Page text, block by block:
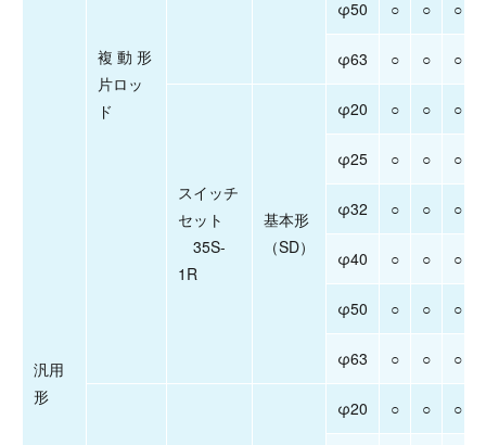
汎用
形
複 動 形
片ロッ
ド
φ50 ○ ○ ○
φ63 ○ ○ ○
スイッチ
セット
35S-
1R
基本形
（SD）
φ20 ○ ○ ○
φ25 ○ ○ ○
φ32 ○ ○ ○
φ40 ○ ○ ○
φ50 ○ ○ ○
φ63 ○ ○ ○
φ20 ○ ○ ○